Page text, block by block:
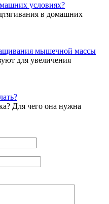
условиях?
в домашних
мышечной массы
для увеличения
Для чего она нужна